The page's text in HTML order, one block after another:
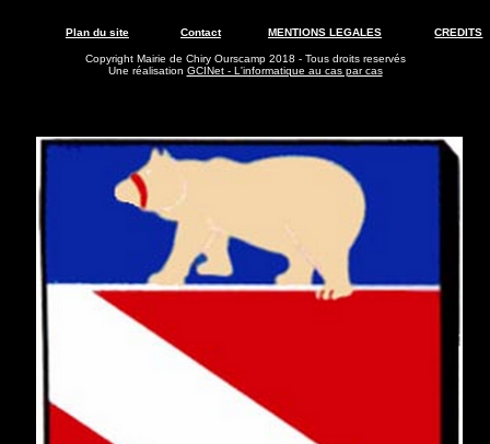
Plan du site Contact MENTIONS LEGALES CREDITS
Copyright Mairie de Chiry Ourscamp 2018 - Tous droits reservés
Une réalisation GCINet - L'informatique au cas par cas